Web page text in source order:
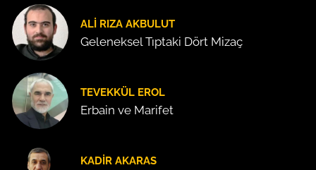
ALI RIZA AKBULUT
Geleneksel Tıptaki Dört Mizaç
TEVEKKÜL EROL
Erbain ve Marifet
KADIR AKARAS